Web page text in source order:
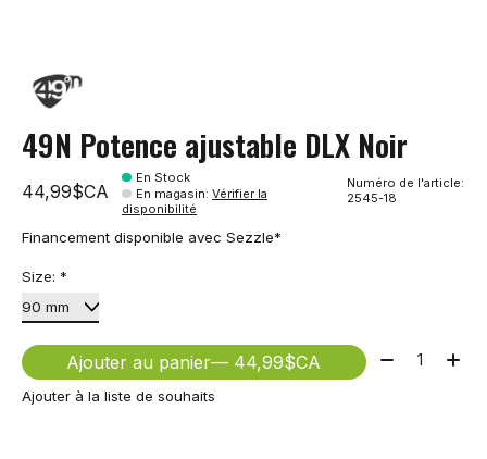
49N Potence ajustable DLX Noir
44,99$CA
En Stock
En magasin:Vérifier la
disponibilité
Numéro de l'article:
2545-18
Financement disponible avec Sezzle*
Size: *
Ajouter au panier — 44,99$CA Quantité:
Ajouter à la liste de souhaits